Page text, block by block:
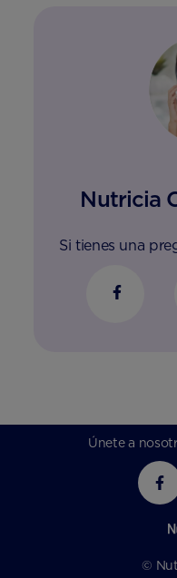
Nutricia
Si tienes una
Únete a
©